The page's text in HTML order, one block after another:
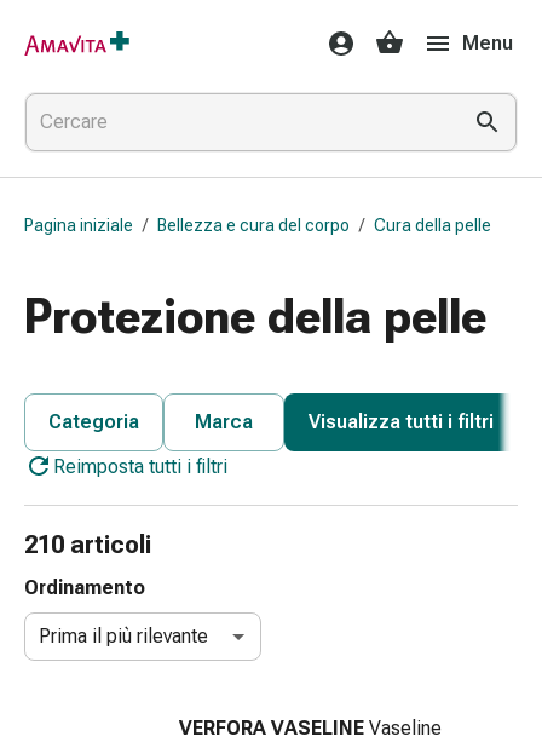
Medicamenti
e
trattamenti
Lesioni
cutanee
e
Compresse
Bende
elastiche
dita
Cerotti
Strisce
di
garza
Bendaggi
adesivi
Menu
Pagina iniziale / Bellezza e cura del corpo / Cura della pelle
Protezione della pelle
Categoria Marca
Visualizza tutti i filtri
Reimposta tutti i filtri
210 articoli
Ordinamento
Prima il più rilevante
VERFORA VASELINE Vaseline